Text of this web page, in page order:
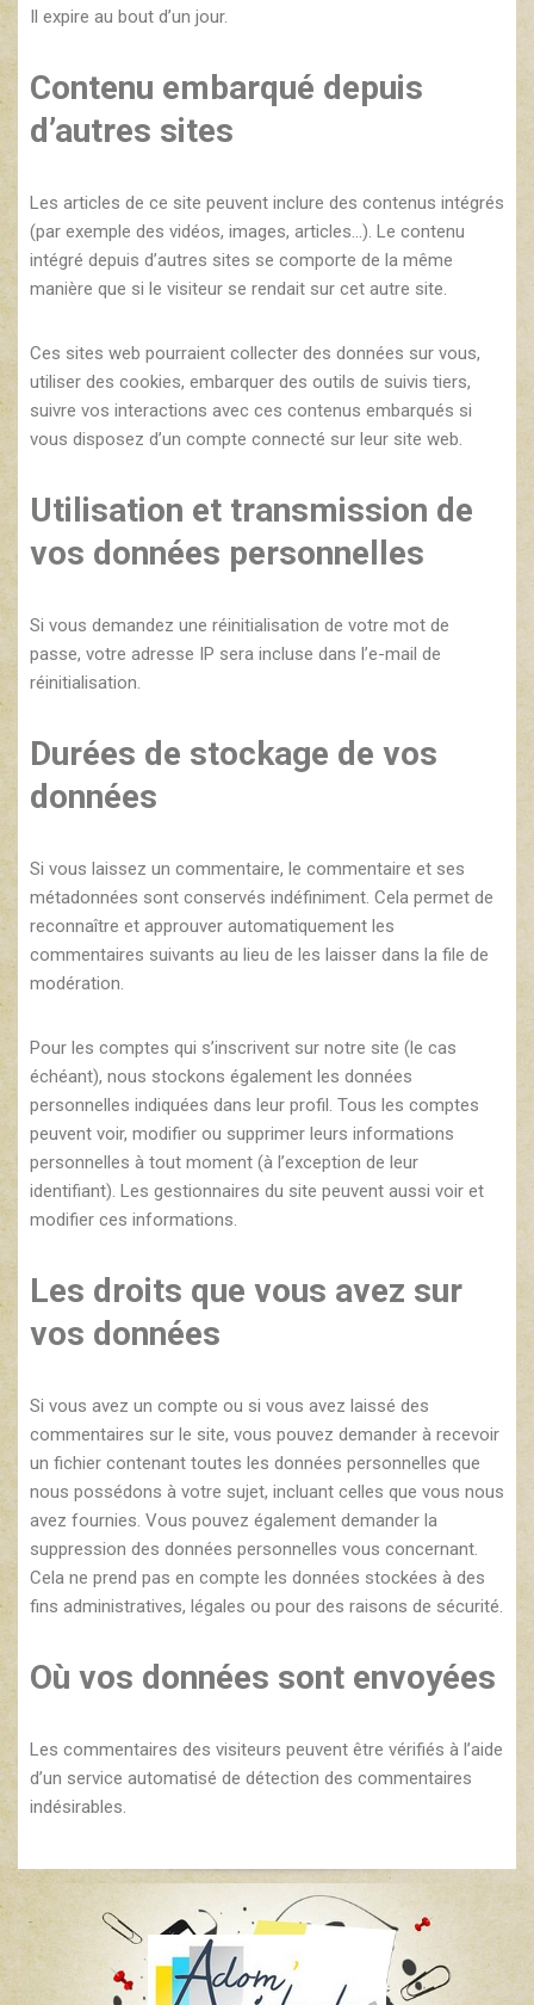
Il expire au bout d’un jour.
Contenu embarqué depuis
d’autres sites
Les articles de ce site peuvent inclure des contenus intégrés
(par exemple des vidéos, images, articles…). Le contenu
intégré depuis d’autres sites se comporte de la même
manière que si le visiteur se rendait sur cet autre site.
Ces sites web pourraient collecter des données sur vous,
utiliser des cookies, embarquer des outils de suivis tiers,
suivre vos interactions avec ces contenus embarqués si
vous disposez d’un compte connecté sur leur site web.
Utilisation et transmission de
vos données personnelles
Si vous demandez une réinitialisation de votre mot de
passe, votre adresse IP sera incluse dans l’e-mail de
réinitialisation.
Durées de stockage de vos
données
Si vous laissez un commentaire, le commentaire et ses
métadonnées sont conservés indéfiniment. Cela permet de
reconnaître et approuver automatiquement les
commentaires suivants au lieu de les laisser dans la file de
modération.
Pour les comptes qui s’inscrivent sur notre site (le cas
échéant), nous stockons également les données
personnelles indiquées dans leur profil. Tous les comptes
peuvent voir, modifier ou supprimer leurs informations
personnelles à tout moment (à l’exception de leur
identifiant). Les gestionnaires du site peuvent aussi voir et
modifier ces informations.
Les droits que vous avez sur
vos données
Si vous avez un compte ou si vous avez laissé des
commentaires sur le site, vous pouvez demander à recevoir
un fichier contenant toutes les données personnelles que
nous possédons à votre sujet, incluant celles que vous nous
avez fournies. Vous pouvez également demander la
suppression des données personnelles vous concernant.
Cela ne prend pas en compte les données stockées à des
fins administratives, légales ou pour des raisons de sécurité.
Où vos données sont envoyées
Les commentaires des visiteurs peuvent être vérifiés à l’aide
d’un service automatisé de détection des commentaires
indésirables.